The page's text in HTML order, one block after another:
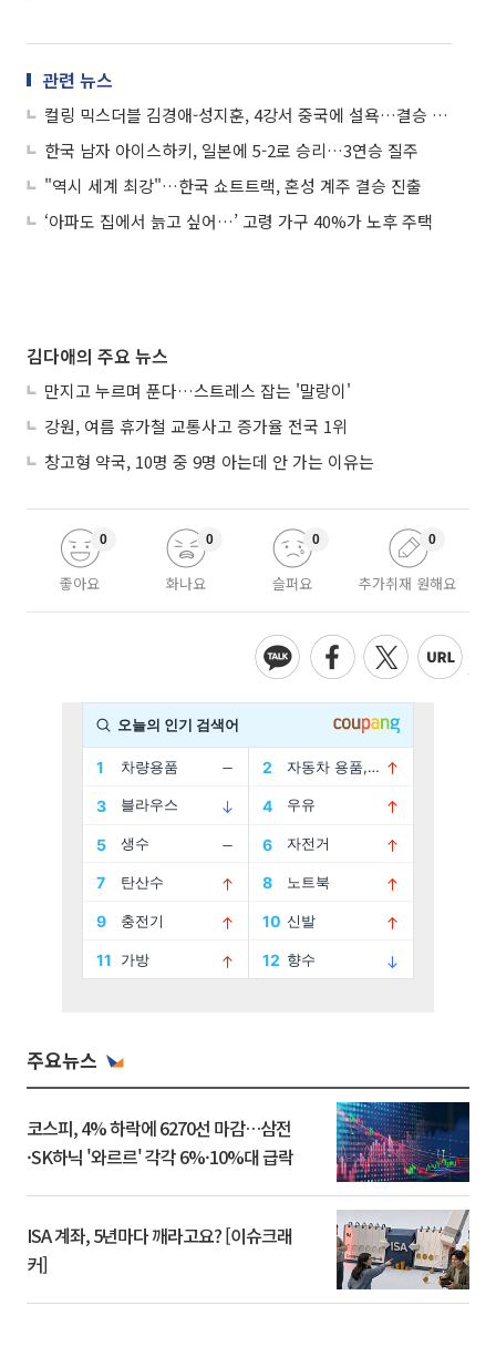
관련 뉴스
컬링 믹스더블 김경애-성지훈, 4강서 중국에 설욕…결승 진출
한국 남자 아이스하키, 일본에 5-2로 승리…3연승 질주
"역시 세계 최강"…한국 쇼트트랙, 혼성 계주 결승 진출
‘아파도 집에서 늙고 싶어…’ 고령 가구 40%가 노후 주택
김다애의 주요 뉴스
만지고 누르며 푼다…스트레스 잡는 '말랑이'
강원, 여름 휴가철 교통사고 증가율 전국 1위
창고형 약국, 10명 중 9명 아는데 안 가는 이유는
좋아요
0
화나요
0
슬퍼요
0
추가취재 원해요
0
주요뉴스
코스피, 4% 하락에 6270선 마감…삼전
·SK하닉 '와르르' 각각 6%·10%대 급락
ISA 계좌, 5년마다 깨라고요? [이슈크래
커]